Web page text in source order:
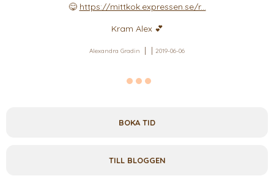
😋 https://mittkok.expressen.se/r...
Kram Alex 💕
Alexandra Gradin 2019-06-06
BOKA TID
TILL BLOGGEN